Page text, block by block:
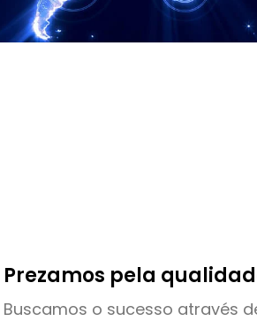
Prezamos pela
Buscamos o sucesso através